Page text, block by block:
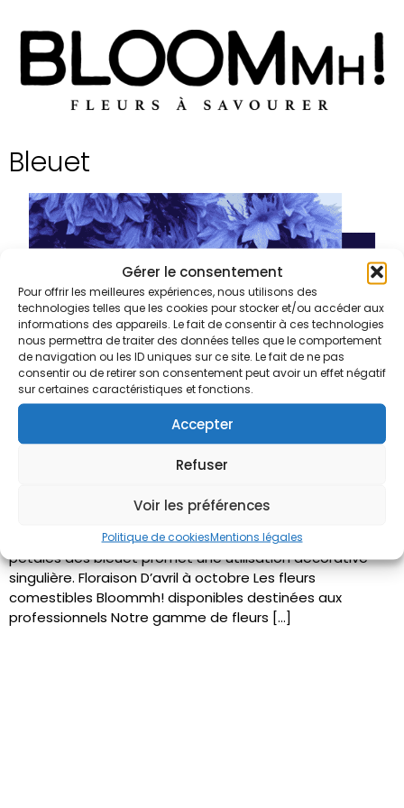
Gérer le consentement
Pour offrir les meilleures expériences, nous utilisons des
technologies telles que les cookies pour stocker et/ou accéder aux
informations des appareils. Le fait de consentir à ces technologies
nous permettra de traiter des données telles que le comportement
de navigation ou les ID uniques sur ce site. Le fait de ne pas
consentir ou de retirer son consentement peut avoir un effet négatif
sur certaines caractéristiques et fonctions.
Accepter
Refuser
Voir les préférences
Politique de cookiesMentions légales
Bleuet
fleurs/boîte Disponibilités : Couleurs Bleue, blanche,
violette, rose, rouge Goût Saveur florale délicate et
champêtre. Des couleurs variées et la finesse de leurs
pétales des bleuet promet une utilisation décorative
singulière. Floraison D’avril à octobre Les fleurs
comestibles Bloommh! disponibles destinées aux
professionnels Notre gamme de fleurs […]